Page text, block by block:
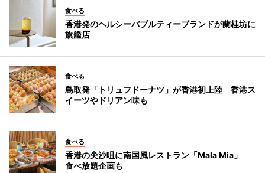
食べる
香港発のヘルシーバブルティーブランドが蘭桂坊に
旗艦店
食べる
鳥取発「トリュフドーナツ」が香港初上陸 香港ス
イーツやドリアン味も
食べる
香港の尖沙咀に南国風レストラン「Mala Mia」
食べ放題企画も